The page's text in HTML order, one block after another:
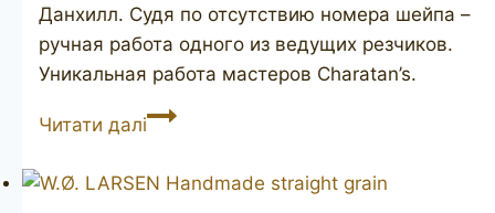
Данхилл. Судя по отсутствию номера шейпа –
ручная работа одного из ведущих резчиков.
Уникальная работа мастеров Charatan’s.
Читати даліCHARATANS
Distinction